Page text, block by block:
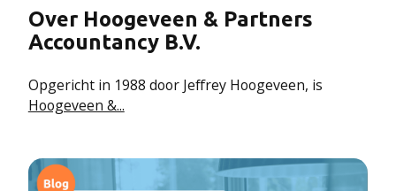
Over Hoogeveen & Partners
Accountancy B.V.
Opgericht in 1988 door Jeffrey Hoogeveen, is
Hoogeveen &...